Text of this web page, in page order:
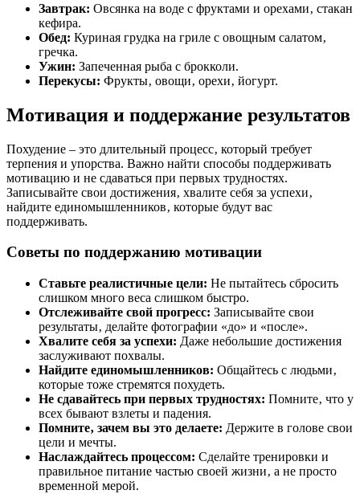
Завтрак: Овсянка на воде с фруктами и орехами‚ стакан
кефира.
Обед: Куриная грудка на гриле с овощным салатом‚
гречка.
Ужин: Запеченная рыба с брокколи.
Перекусы: Фрукты‚ овощи‚ орехи‚ йогурт.
Мотивация и поддержание результатов
Похудение – это длительный процесс‚ который требует
терпения и упорства. Важно найти способы поддерживать
мотивацию и не сдаваться при первых трудностях.
Записывайте свои достижения‚ хвалите себя за успехи‚
найдите единомышленников‚ которые будут вас
поддерживать.
Советы по поддержанию мотивации
Ставьте реалистичные цели: Не пытайтесь сбросить
слишком много веса слишком быстро.
Отслеживайте свой прогресс: Записывайте свои
результаты‚ делайте фотографии «до» и «после».
Хвалите себя за успехи: Даже небольшие достижения
заслуживают похвалы.
Найдите единомышленников: Общайтесь с людьми‚
которые тоже стремятся похудеть.
Не сдавайтесь при первых трудностях: Помните‚ что у
всех бывают взлеты и падения.
Помните‚ зачем вы это делаете: Держите в голове свои
цели и мечты.
Наслаждайтесь процессом: Сделайте тренировки и
правильное питание частью своей жизни‚ а не просто
временной мерой.